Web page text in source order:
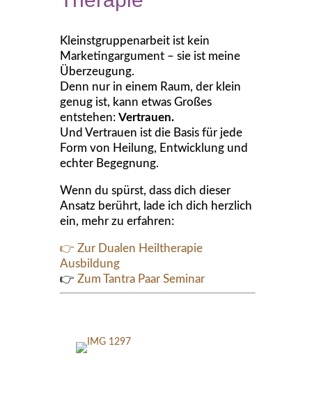
Kleinstgruppenarbeit ist kein
Marketingargument – sie ist meine
Überzeugung.
Denn nur in einem Raum, der klein
genug ist, kann etwas Großes
entstehen:Vertrauen.
Und Vertrauen ist die Basis für jede
Form von Heilung, Entwicklung und
echter Begegnung.
Wenn du spürst, dass dich dieser
Ansatz berührt, lade ich dich herzlich
ein, mehr zu erfahren:
👉 Zur Dualen Heiltherapie
Ausbildung
👉Zum Tantra Paar Seminar